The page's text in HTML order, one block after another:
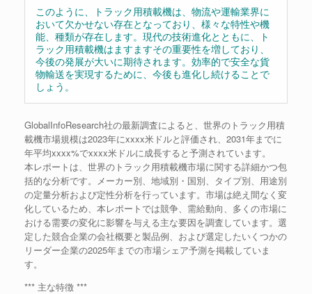
このように、トラック用積載機は、物流や運輸業界に
おいて欠かせない存在となっており、様々な特性や機
能、種類が存在します。現代の技術進化とともに、ト
ラック用積載機はますますその重要性を増しており、
今後の発展が大いに期待されます。効率的で安全な貨
物輸送を実現するために、今後も進化し続けることで
しょう。
GlobalInfoResearch社の最新調査によると、世界のトラック用積
載機市場規模は2023年にxxxx米ドルと評価され、2031年までに
年平均xxxx%でxxxx米ドルに成長すると予測されています。
本レポートは、世界のトラック用積載機市場に関する詳細かつ包
括的な分析です。メーカー別、地域別・国別、タイプ別、用途別
の定量分析および定性分析を行っています。市場は絶え間なく変
化しているため、本レポートでは競争、需給動向、多くの市場に
おける需要の変化に影響を与える主な要因を調査しています。選
定した競合企業の会社概要と製品例、および選定したいくつかの
リーダー企業の2025年までの市場シェア予測を掲載していま
す。
*** 主な特徴 ***